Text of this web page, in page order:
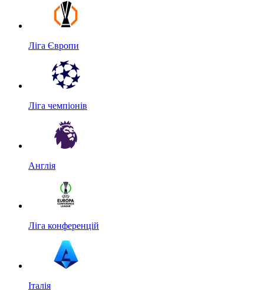
Ліга Європи
Ліга чемпіонів
Англія
Ліга конференцій
Італія